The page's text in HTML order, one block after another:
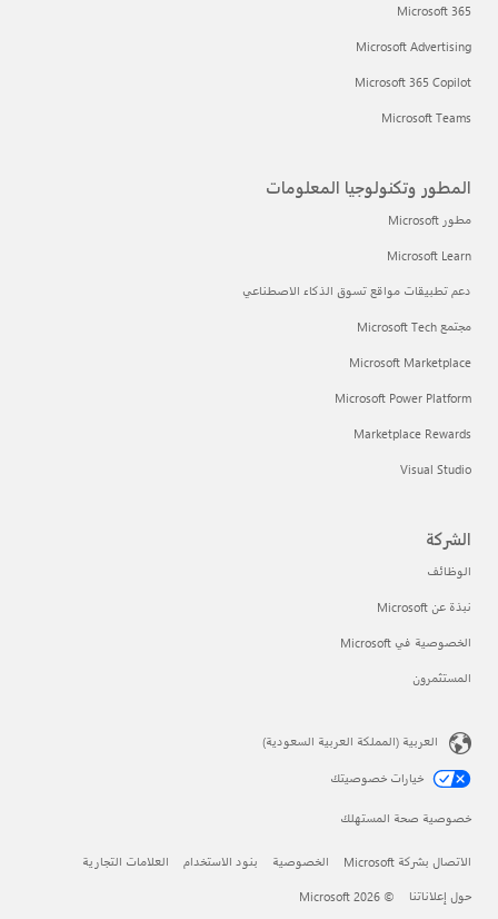
Microsoft 365
Microsoft Advertising
Microsoft 365 Copilot
Microsoft Teams
المطور وتكنولوجيا المعلومات
مطور Microsoft
Microsoft Learn
دعم تطبيقات مواقع تسوق الذكاء الاصطناعي
مجتمع Microsoft Tech
Microsoft Marketplace
Microsoft Power Platform
Marketplace Rewards
Visual Studio
الشركة
الوظائف
نبذة عن Microsoft
الخصوصية في Microsoft
المستثمرون
العربية (المملكة العربية السعودية)
خيارات خصوصيتك
خصوصية صحة المستهلك
الاتصال بشركة Microsoft الخصوصية بنود الاستخدام العلامات التجارية
حول إعلاناتنا © Microsoft 2026